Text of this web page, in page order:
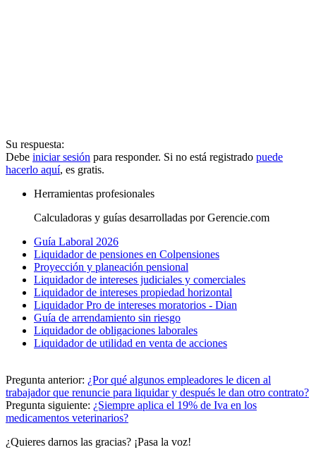
Su respuesta:
Debe iniciar sesión para responder. Si no está registrado puede
hacerlo aquí, es gratis.
Herramientas profesionales
Calculadoras y guías desarrolladas por Gerencie.com
Guía Laboral 2026
Liquidador de pensiones en Colpensiones
Proyección y planeación pensional
Liquidador de intereses judiciales y comerciales
Liquidador de intereses propiedad horizontal
Liquidador Pro de intereses moratorios - Dian
Guía de arrendamiento sin riesgo
Liquidador de obligaciones laborales
Liquidador de utilidad en venta de acciones
Pregunta anterior: ¿Por qué algunos empleadores le dicen al
trabajador que renuncie para liquidar y después le dan otro contrato?
Pregunta siguiente: ¿Siempre aplica el 19% de Iva en los
medicamentos veterinarios?
¿Quieres darnos las gracias? ¡Pasa la voz!